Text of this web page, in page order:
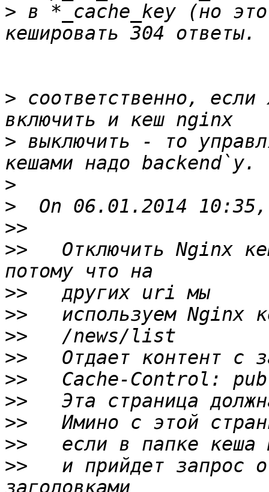
> в *_cache_key (но
> соответственно,
> выключить - то
>
>
>>
>>
Отключить Nginx
>>
>>
>>
>>
>>
>>
>>
>>
>>
и прийдет запрос